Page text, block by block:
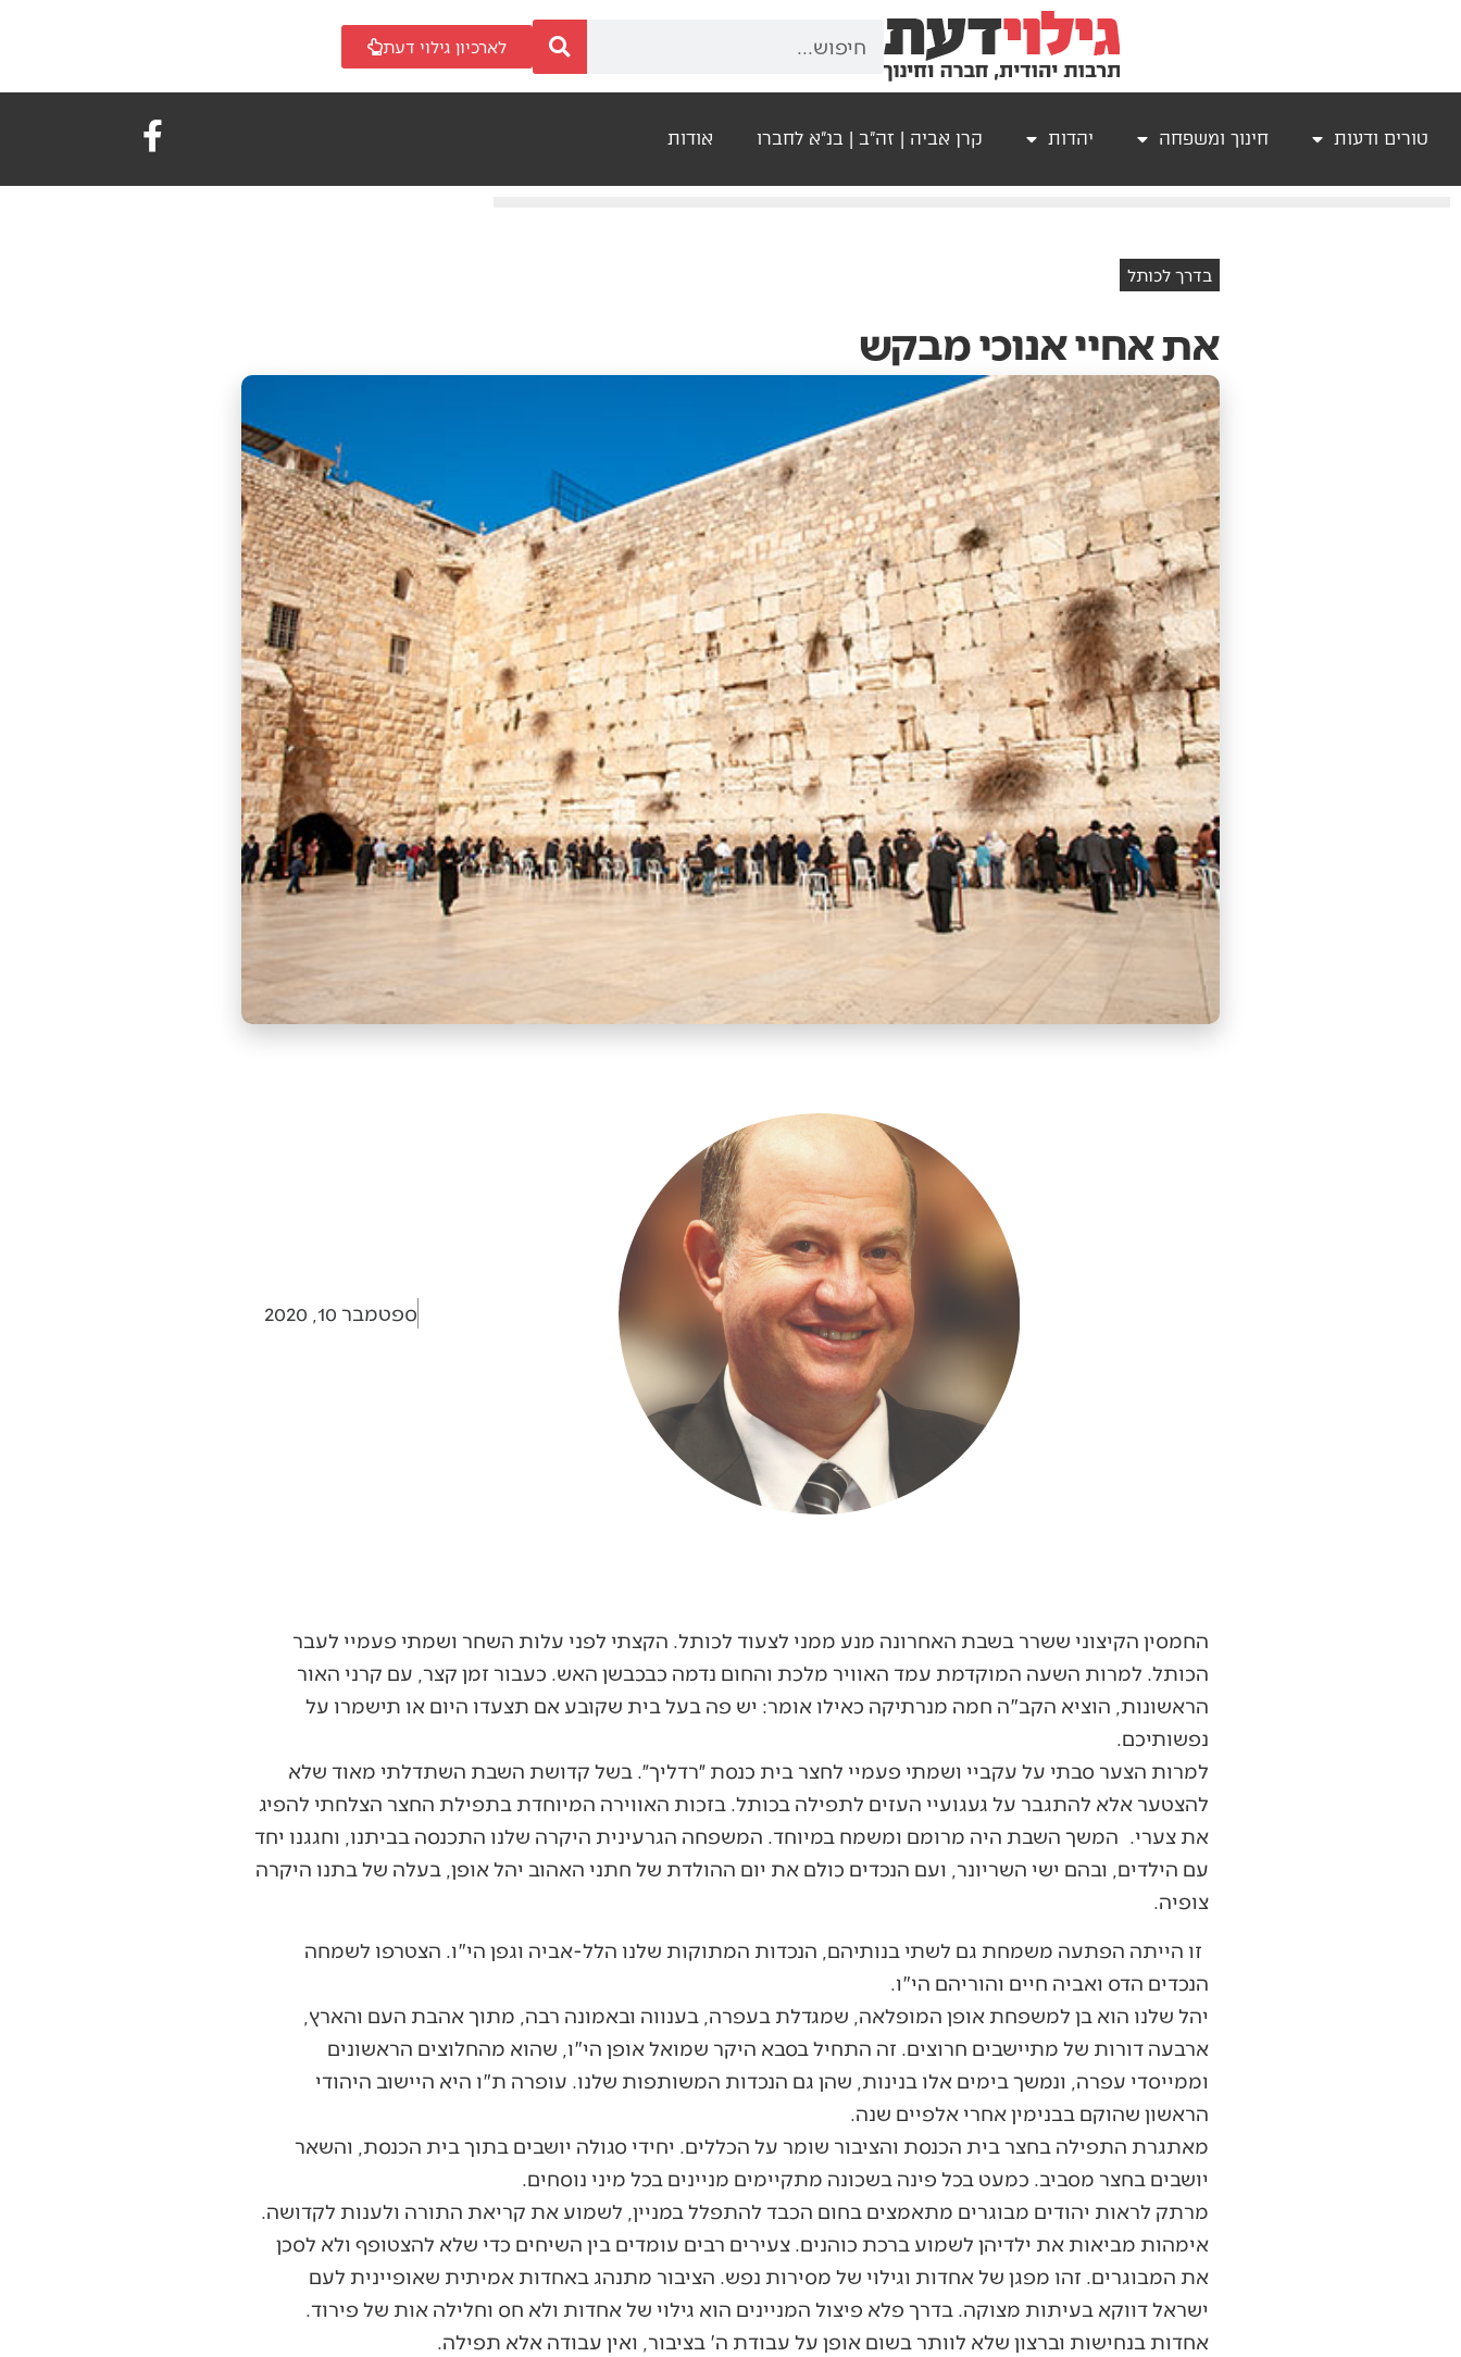
לארכיון גילוי דעת
טורים ודעות חינוך ומשפחה יהדות קרן אביה | זה"ב | בנ"א לחברו אודות
בדרך לכותל
את אחיי אנוכי מבקש
ספטמבר 10, 2020
החמסין הקיצוני ששרר בשבת האחרונה מנע ממני לצעוד לכותל. הקצתי לפני עלות השחר ושמתי פעמיי לעבר
הכותל. למרות השעה המוקדמת עמד האוויר מלכת והחום נדמה כבכבשן האש. כעבור זמן קצר, עם קרני האור
הראשונות, הוציא הקב"ה חמה מנרתיקה כאילו אומר: יש פה בעל בית שקובע אם תצעדו היום או תישמרו על
נפשותיכם.
למרות הצער סבתי על עקביי ושמתי פעמיי לחצר בית כנסת ״רדליך״. בשל קדושת השבת השתדלתי מאוד שלא
להצטער אלא להתגבר על געגועיי העזים לתפילה בכותל. בזכות האווירה המיוחדת בתפילת החצר הצלחתי להפיג
את צערי. המשך השבת היה מרומם ומשמח במיוחד. המשפחה הגרעינית היקרה שלנו התכנסה בביתנו, וחגגנו יחד
עם הילדים, ובהם ישי השריונר, ועם הנכדים כולם את יום ההולדת של חתני האהוב יהל אופן, בעלה של בתנו היקרה
צופיה.
זו הייתה הפתעה משמחת גם לשתי בנותיהם, הנכדות המתוקות שלנו הלל-אביה וגפן הי"ו. הצטרפו לשמחה
הנכדים הדס ואביה חיים והוריהם הי"ו.
יהל שלנו הוא בן למשפחת אופן המופלאה, שמגדלת בעפרה, בענווה ובאמונה רבה, מתוך אהבת העם והארץ,
ארבעה דורות של מתיישבים חרוצים. זה התחיל בסבא היקר שמואל אופן הי"ו, שהוא מהחלוצים הראשונים
וממייסדי עפרה, ונמשך בימים אלו בנינות, שהן גם הנכדות המשותפות שלנו. עופרה ת"ו היא היישוב היהודי
הראשון שהוקם בבנימין אחרי אלפיים שנה.
מאתגרת התפילה בחצר בית הכנסת והציבור שומר על הכללים. יחידי סגולה יושבים בתוך בית הכנסת, והשאר
יושבים בחצר מסביב. כמעט בכל פינה בשכונה מתקיימים מניינים בכל מיני נוסחים.
מרתק לראות יהודים מבוגרים מתאמצים בחום הכבד להתפלל במניין, לשמוע את קריאת התורה ולענות לקדושה.
אימהות מביאות את ילדיהן לשמוע ברכת כוהנים. צעירים רבים עומדים בין השיחים כדי שלא להצטופף ולא לסכן
את המבוגרים. זהו מפגן של אחדות וגילוי של מסירות נפש. הציבור מתנהג באחדות אמיתית שאופיינית לעם
ישראל דווקא בעיתות מצוקה. בדרך פלא פיצול המניינים הוא גילוי של אחדות ולא חס וחלילה אות של פירוד.
אחדות בנחישות וברצון שלא לוותר בשום אופן על עבודת ה' בציבור, ואין עבודה אלא תפילה.